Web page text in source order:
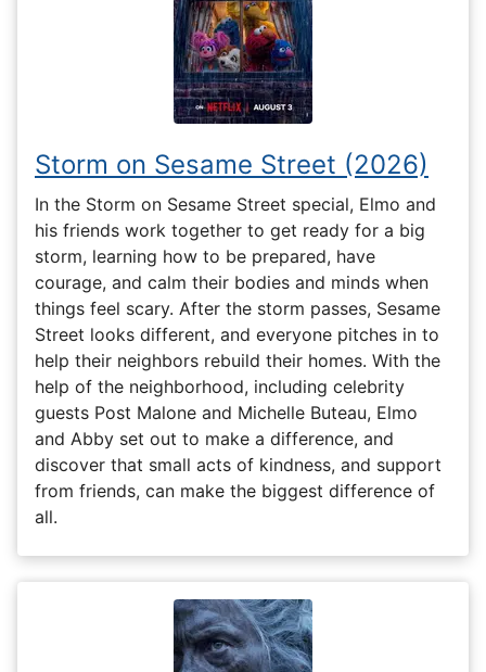
Storm on Sesame Street (2026)
In the Storm on Sesame Street special, Elmo and
his friends work together to get ready for a big
storm, learning how to be prepared, have
courage, and calm their bodies and minds when
things feel scary. After the storm passes, Sesame
Street looks different, and everyone pitches in to
help their neighbors rebuild their homes. With the
help of the neighborhood, including celebrity
guests Post Malone and Michelle Buteau, Elmo
and Abby set out to make a difference, and
discover that small acts of kindness, and support
from friends, can make the biggest difference of
all.